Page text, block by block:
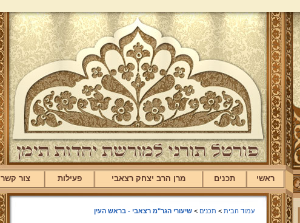
ראשי תכנים מרן הרב יצחק רצאבי פעילות צור קשר
עמוד הבית > תכנים >שיעורי הגר"מ רצאבי - בראש העין